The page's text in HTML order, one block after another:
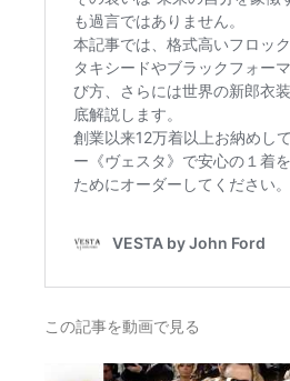
この記事を動画で見る